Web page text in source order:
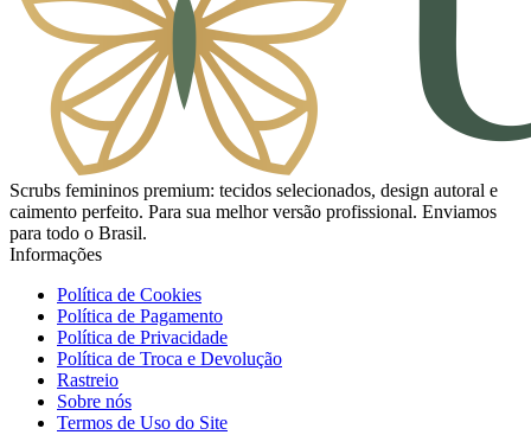
Scrubs femininos premium: tecidos selecionados, design autoral e
caimento perfeito. Para sua melhor versão profissional. Enviamos
para todo o Brasil.
Informações
Política de Cookies
Política de Pagamento
Política de Privacidade
Política de Troca e Devolução
Rastreio
Sobre nós
Termos de Uso do Site